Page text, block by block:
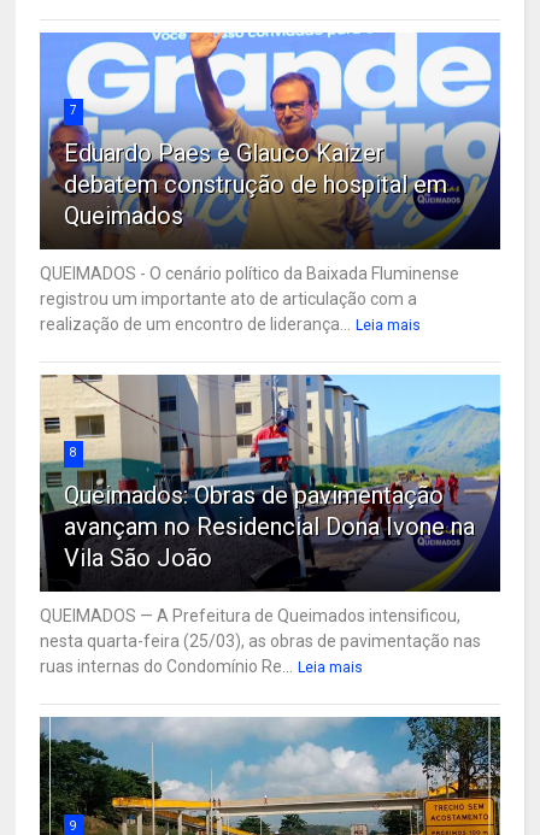
7
Eduardo Paes e Glauco Kaizer
debatem construção de hospital em
Queimados
QUEIMADOS - O cenário político da Baixada Fluminense
registrou um importante ato de articulação com a
realização de um encontro de liderança...
Leia mais
8
Queimados: Obras de pavimentação
avançam no Residencial Dona Ivone na
Vila São João
QUEIMADOS — A Prefeitura de Queimados intensificou,
nesta quarta-feira (25/03), as obras de pavimentação nas
ruas internas do Condomínio Re...
Leia mais
9